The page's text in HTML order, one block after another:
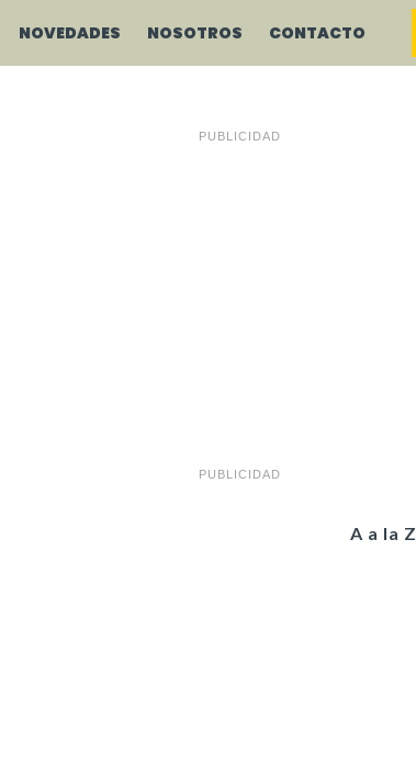
NOVEDADES NOSOTROS CONTACTO
PUBLICIDAD
PUBLICIDAD
A a la Z